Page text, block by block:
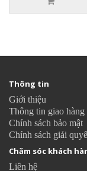
Thông tin
Giới thiệu
Thông tin giao hàng
Chính sách bảo mật
Chính sách giải
Chăm sóc khách
Liên hệ